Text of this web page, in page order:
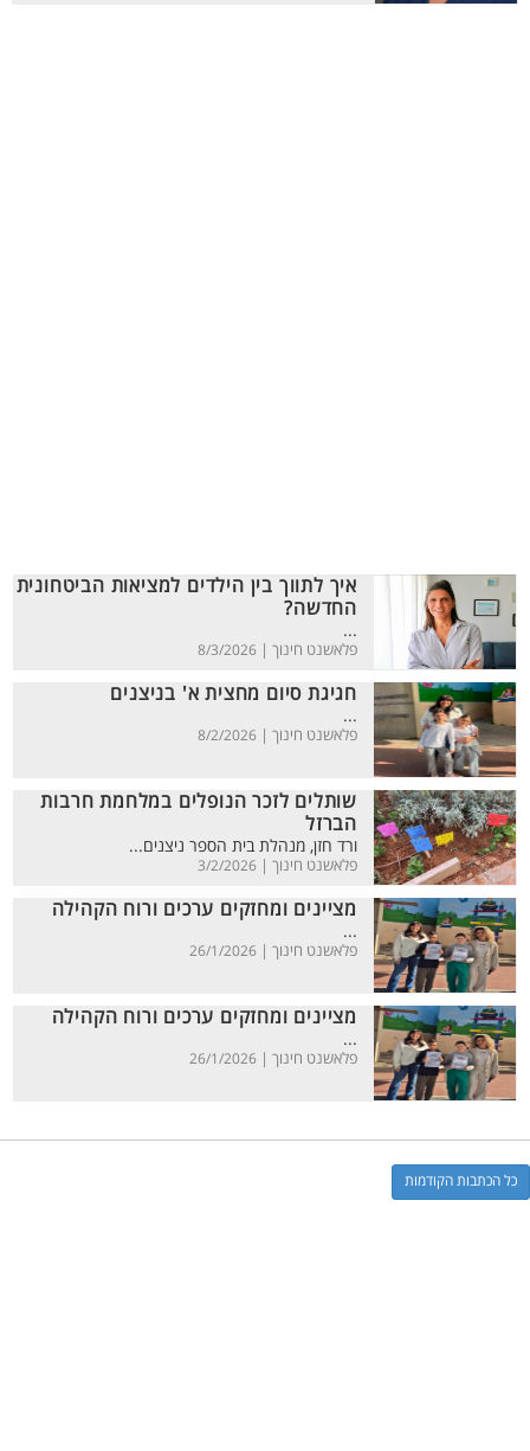
איך לתווך בין הילדים למציאות הביטחונית
החדשה?
...
פלאשנט חינוך | 8/3/2026
חגיגת סיום מחצית א' בניצנים
...
פלאשנט חינוך | 8/2/2026
שותלים לזכר הנופלים במלחמת חרבות
הברזל
ורד חזן, מנהלת בית הספר ניצנים...
פלאשנט חינוך | 3/2/2026
מציינים ומחזקים ערכים ורוח הקהילה
...
פלאשנט חינוך | 26/1/2026
מציינים ומחזקים ערכים ורוח הקהילה
...
פלאשנט חינוך | 26/1/2026
כל הכתבות הקודמות